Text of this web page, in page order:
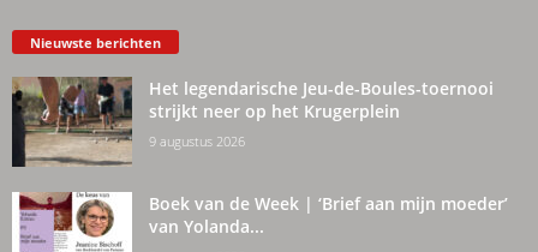
Nieuwste berichten
Het legendarische Jeu-de-Boules-toernooi
strijkt neer op het Krugerplein
9 augustus 2026
Boek van de Week | ‘Brief aan mijn moeder’
van Yolanda...